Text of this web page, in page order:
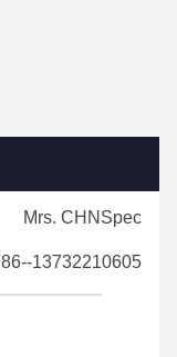
Mrs. CHNSpec
86--13732210605